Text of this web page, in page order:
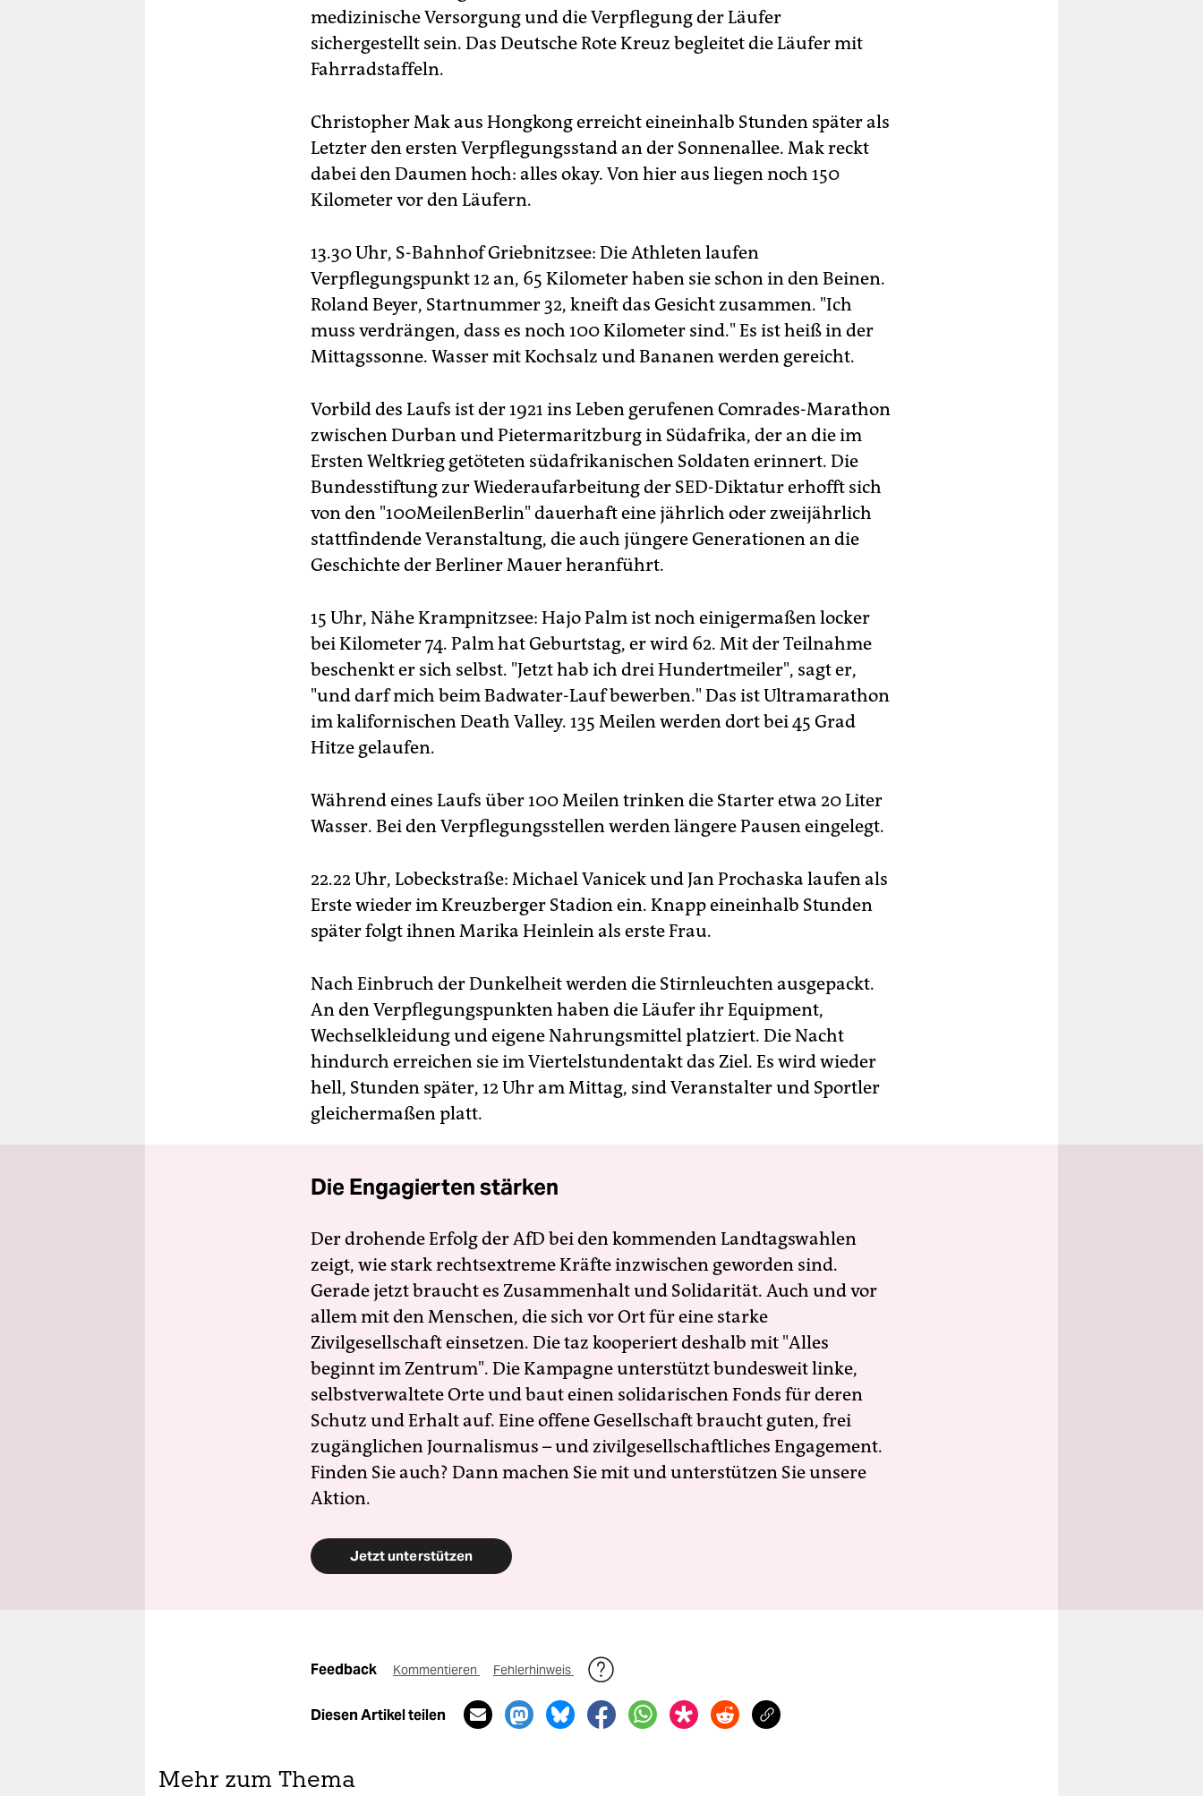
medizinische Versorgung und die Verpflegung der Läufer
sichergestellt sein. Das Deutsche Rote Kreuz begleitet die Läufer mit
Fahrradstaffeln.
Christopher Mak aus Hongkong erreicht eineinhalb Stunden später als
Letzter den ersten Verpflegungsstand an der Sonnenallee. Mak reckt
dabei den Daumen hoch: alles okay. Von hier aus liegen noch 150
Kilometer vor den Läufern.
13.30 Uhr, S-Bahnhof Griebnitzsee: Die Athleten laufen
Verpflegungspunkt 12 an, 65 Kilometer haben sie schon in den Beinen.
Roland Beyer, Startnummer 32, kneift das Gesicht zusammen. "Ich
muss verdrängen, dass es noch 100 Kilometer sind." Es ist heiß in der
Mittagssonne. Wasser mit Kochsalz und Bananen werden gereicht.
Vorbild des Laufs ist der 1921 ins Leben gerufenen Comrades-Marathon
zwischen Durban und Pietermaritzburg in Südafrika, der an die im
Ersten Weltkrieg getöteten südafrikanischen Soldaten erinnert. Die
Bundesstiftung zur Wiederaufarbeitung der SED-Diktatur erhofft sich
von den "100MeilenBerlin" dauerhaft eine jährlich oder zweijährlich
stattfindende Veranstaltung, die auch jüngere Generationen an die
Geschichte der Berliner Mauer heranführt.
15 Uhr, Nähe Krampnitzsee: Hajo Palm ist noch einigermaßen locker
bei Kilometer 74. Palm hat Geburtstag, er wird 62. Mit der Teilnahme
beschenkt er sich selbst. "Jetzt hab ich drei Hundertmeiler", sagt er,
"und darf mich beim Badwater-Lauf bewerben." Das ist Ultramarathon
im kalifornischen Death Valley. 135 Meilen werden dort bei 45 Grad
Hitze gelaufen.
Während eines Laufs über 100 Meilen trinken die Starter etwa 20 Liter
Wasser. Bei den Verpflegungsstellen werden längere Pausen eingelegt.
22.22 Uhr, Lobeckstraße: Michael Vanicek und Jan Prochaska laufen als
Erste wieder im Kreuzberger Stadion ein. Knapp eineinhalb Stunden
später folgt ihnen Marika Heinlein als erste Frau.
Nach Einbruch der Dunkelheit werden die Stirnleuchten ausgepackt.
An den Verpflegungspunkten haben die Läufer ihr Equipment,
Wechselkleidung und eigene Nahrungsmittel platziert. Die Nacht
hindurch erreichen sie im Viertelstundentakt das Ziel. Es wird wieder
hell, Stunden später, 12 Uhr am Mittag, sind Veranstalter und Sportler
gleichermaßen platt.
Die Engagierten stärken
Der drohende Erfolg der AfD bei den kommenden Landtagswahlen
zeigt, wie stark rechtsextreme Kräfte inzwischen geworden sind.
Gerade jetzt braucht es Zusammenhalt und Solidarität. Auch und vor
allem mit den Menschen, die sich vor Ort für eine starke
Zivilgesellschaft einsetzen. Die taz kooperiert deshalb mit "Alles
beginnt im Zentrum". Die Kampagne unterstützt bundesweit linke,
selbstverwaltete Orte und baut einen solidarischen Fonds für deren
Schutz und Erhalt auf. Eine offene Gesellschaft braucht guten, frei
zugänglichen Journalismus – und zivilgesellschaftliches Engagement.
Finden Sie auch? Dann machen Sie mit und unterstützen Sie unsere
Aktion.
Jetzt unterstützen
Feedback Kommentieren Fehlerhinweis
Diesen Artikel teilen
Mehr zum Thema